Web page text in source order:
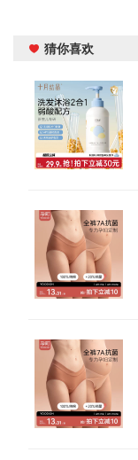
猜你喜欢